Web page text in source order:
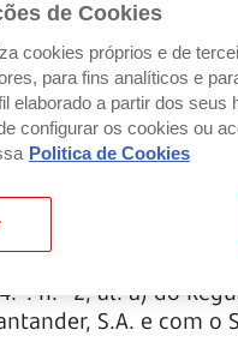
Totta,
n.º 648/2012,
de troca de
compensados
Santander Totta,
n.º 2, al. a) do
S.A. e com o
de Cookies
cookies próprios e de
para fins analíticos e
elaborado a partir dos
configurar os cookies ou
Politica de Cookies